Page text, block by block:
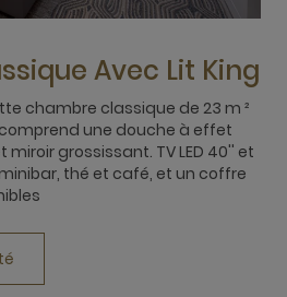
Avec Lit King
chambre classique de 23 m ²
une douche à effet
grossissant. TV LED 40'' et
thé et café, et un coffre